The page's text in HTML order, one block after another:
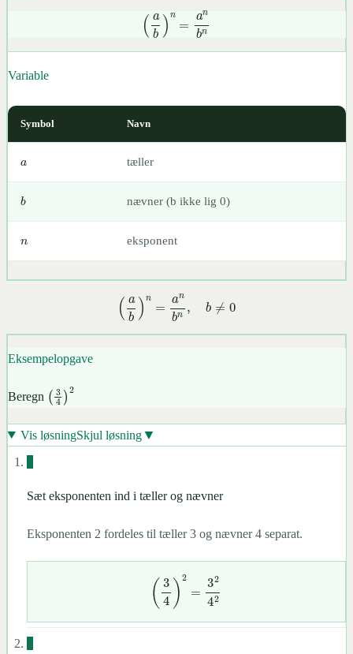
(ab ) b
Variable
Symbol Navn
a
tæller
nævner (b ikke lig 0)
eksponent
( a an
Eksempelopgave
Beregn ( 34)2
Vis løsningSkjul løsning▼
1
Sæt eksponenten ind i tæller og nævner
Eksponenten 2 fordeles til tæller 3 og nævner 4 separat.
(34 )2 42
2